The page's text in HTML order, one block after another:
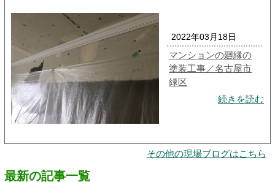
2022年03月18日
マンションの廻縁の
塗装工事／名古屋市
緑区
続きを読む
その他の現場ブログはこちら
最新の記事一覧